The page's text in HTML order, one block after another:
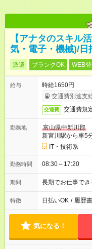
【アナタのスキル
気・電子・機械)/日
派遣 ブランクOK WEB
給与
時給1650円
交通費別途支
交通費 交通費規
勤務地
富山県中新川郡
新宮川駅から車5
IT・技術系
勤務時間 08:30～17:20
期間 長期でお仕事でき
特徴 日払いOK / 履歴
気になる！